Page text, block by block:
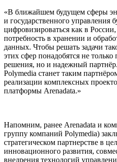
«В ближайшем будущем сферы
и государственного управления
цифровизироваться как в
потребность в хранении и
данных. Чтобы решать задачи
этих сфер понадобятся не
решения, но и надежный
Polymedia станет таким
реализации комплексных
платформы Arenadata.»
Напомним, ранее Arenadata и
группу компаний Polymedia)
стратегическом партнерстве в
инновационного развития,
внедрения технологий